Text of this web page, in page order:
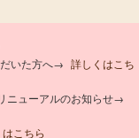
いた方へ→ 詳しくはこち
ニューアルのお知らせ→
こちら